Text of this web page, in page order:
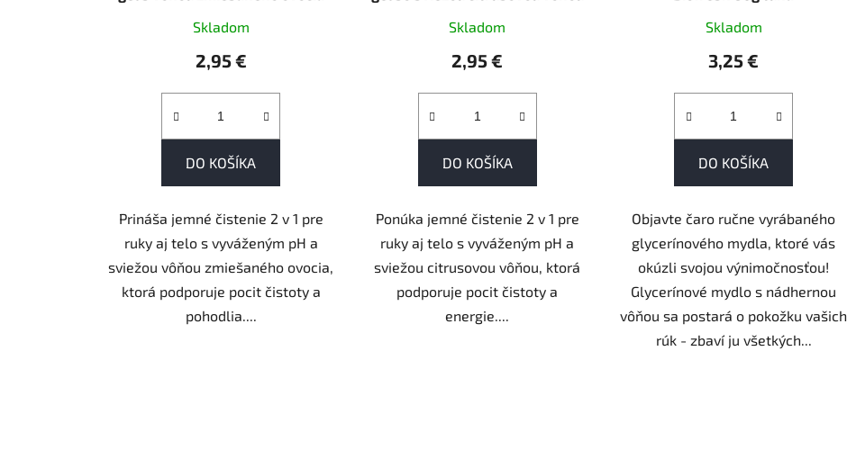
Skladom
2,95 €
DO KOŠÍKA
Prináša jemné čistenie 2 v 1 pre
ruky aj telo s vyváženým pH a
sviežou vôňou zmiešaného ovocia,
ktorá podporuje pocit čistoty a
pohodlia....
Skladom
2,95 €
DO KOŠÍKA
Ponúka jemné čistenie 2 v 1 pre
ruky aj telo s vyváženým pH a
sviežou citrusovou vôňou, ktorá
podporuje pocit čistoty a
energie....
Skladom
3,25 €
DO KOŠÍKA
Objavte čaro ručne vyrábaného
glycerínového mydla, ktoré vás
okúzli svojou výnimočnosťou!
Glycerínové mydlo s nádhernou
vôňou sa postará o pokožku vašich
rúk - zbaví ju všetkých...